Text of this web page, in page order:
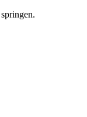
springen.